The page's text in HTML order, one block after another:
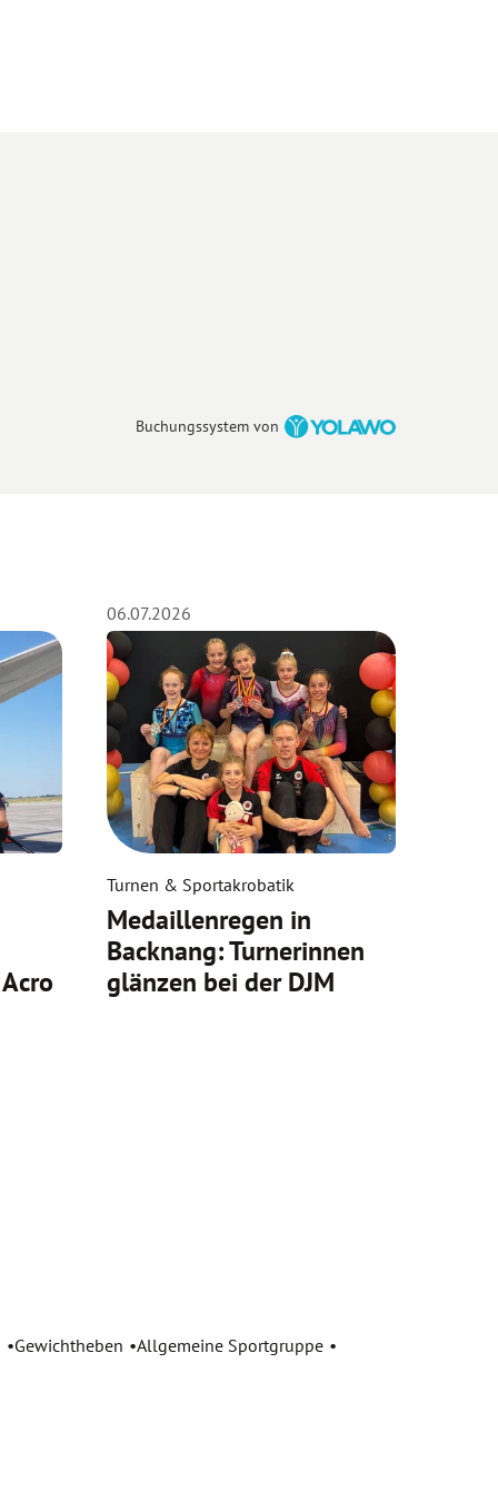
Buchungssystem von
06.07.2026
Turnen & Sportakrobatik
Medaillenregen in
Backnang: Turnerinnen
glänzen bei der DJM
Gewichtheben
Allgemeine Sportgruppe